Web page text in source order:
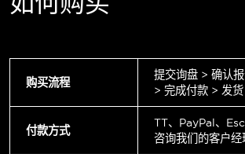
购买流程
提交询盘 > 确认
> 完成付款 > 发货
付款方式
TT、PayPal、
咨询我们的客户经